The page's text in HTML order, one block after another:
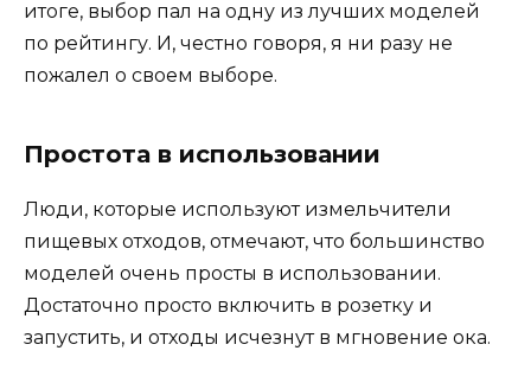
итоге, выбор пал на одну из лучших моделей
по рейтингу. И, честно говоря, я ни разу не
пожалел о своем выборе.
Простота в использовании
Люди, которые используют измельчители
пищевых отходов, отмечают, что большинство
моделей очень просты в использовании.
Достаточно просто включить в розетку и
запустить, и отходы исчезнут в мгновение ока.